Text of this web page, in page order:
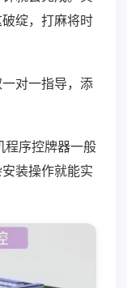
绽，打麻将时
对一指导，添
程序控牌器一般
装操作就能实